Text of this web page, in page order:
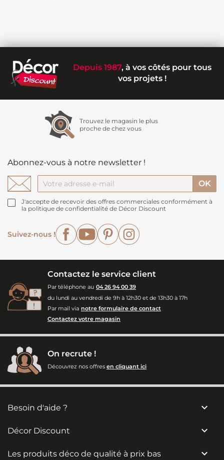
Depuis 1987, à vos côtés pour tous
vos projets !
Trouvez le magasin le plus
proche de chez vous
Abonnez-vous à notre newsletter !
J'accepte de recevoir des offres commerciales conformément à
la politique de confidentialité de Décor Discount
Suivez-nous !
FacebookYouTubePinterest
Contactez le service client
Par téléphone au 04 26 94 00 39
du lundi au vendredi de 9h à 12h30 et de 13h30 à 17h
Par mail via notre formulaire de contact
Contactez votre magasin
On recrute !
Découvrez nos offres en cliquant ici
Besoin d'aide ? 
Décor Discount 
Les produits déco de qualité à prix bas 